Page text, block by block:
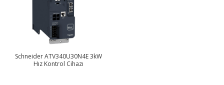
Schneider ATV340U30N4E 3kW
Hız Kontrol Cihazı